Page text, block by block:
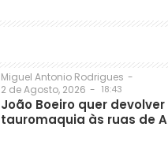
Miguel Antonio Rodrigues -
2 de Agosto, 2026 - 18:43
João Boeiro quer devolver
tauromaquia às ruas de